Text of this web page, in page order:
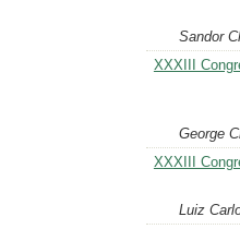
Sandor
XXXIII
George
XXXIII
Luiz